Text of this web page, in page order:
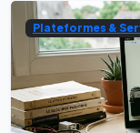
Plateformes &